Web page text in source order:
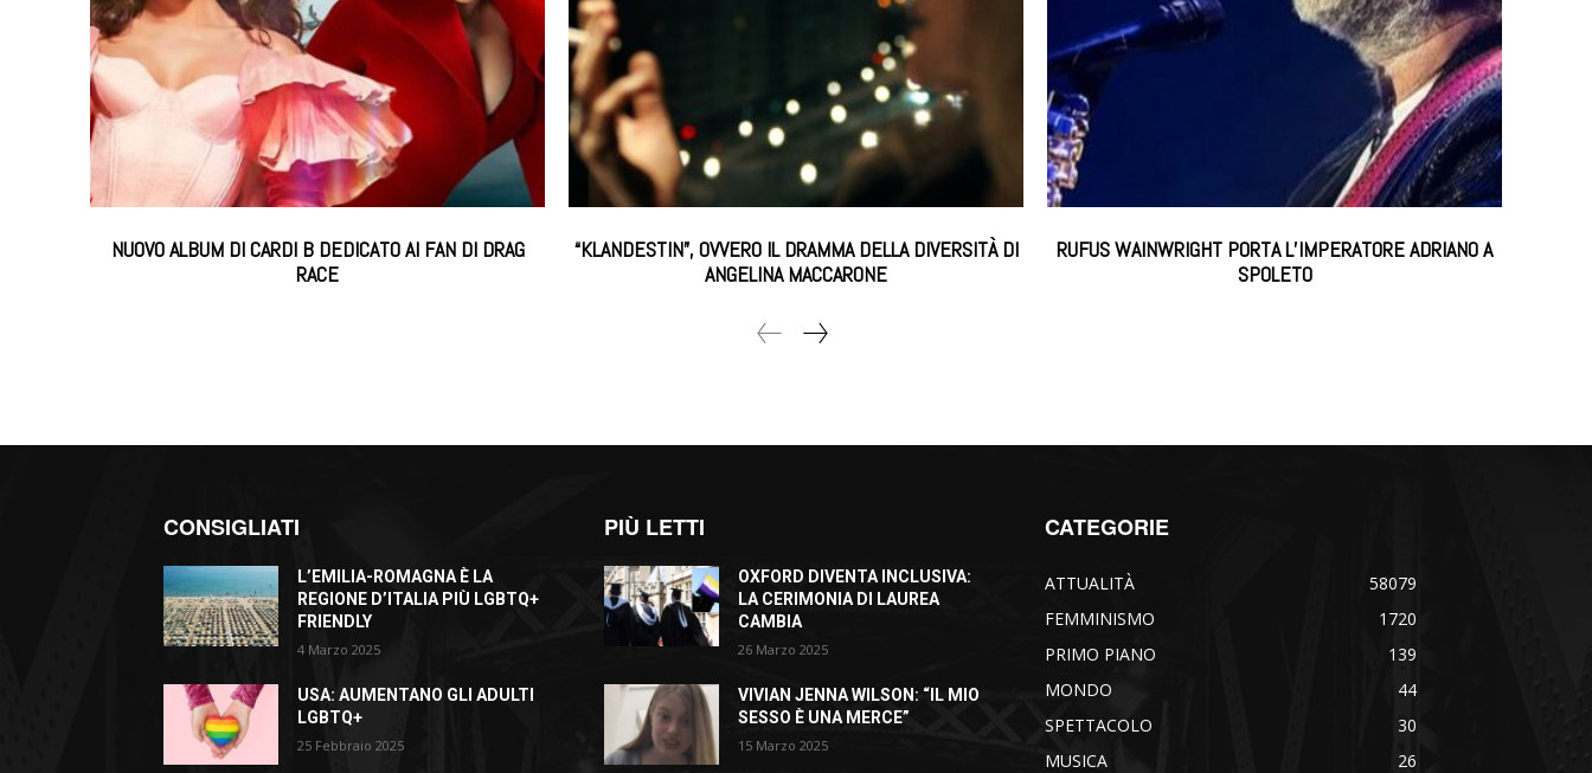
NUOVO ALBUM DI CARDI B DEDICATO AI FAN DI DRAG
RACE
“KLANDESTIN”, OVVERO IL DRAMMA DELLA DIVERSITÀ DI
ANGELINA MACCARONE
RUFUS WAINWRIGHT PORTA L’IMPERATORE ADRIANO A
SPOLETO
CONSIGLIATI
L’EMILIA-ROMAGNA È LA
REGIONE D’ITALIA PIÙ LGBTQ+
FRIENDLY
4 Marzo 2025
USA: AUMENTANO GLI ADULTI
LGBTQ+
25 Febbraio 2025
PIÙ LETTI
OXFORD DIVENTA INCLUSIVA:
LA CERIMONIA DI LAUREA
CAMBIA
26 Marzo 2025
VIVIAN JENNA WILSON: “IL MIO
SESSO È UNA MERCE”
15 Marzo 2025
CATEGORIE
ATTUALITÀ
58079
FEMMINISMO
1720
PRIMO PIANO
139
MONDO
44
SPETTACOLO
30
MUSICA
26